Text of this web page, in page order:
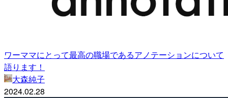
ワーママにとって最高の職場であるアノテーションについて
語ります！
大森純子
2024.02.28